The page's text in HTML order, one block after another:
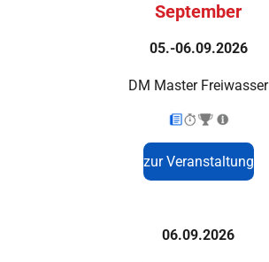
September
05.-06.09.2026
DM Master Freiwasser
zur Veranstaltung
06.09.2026